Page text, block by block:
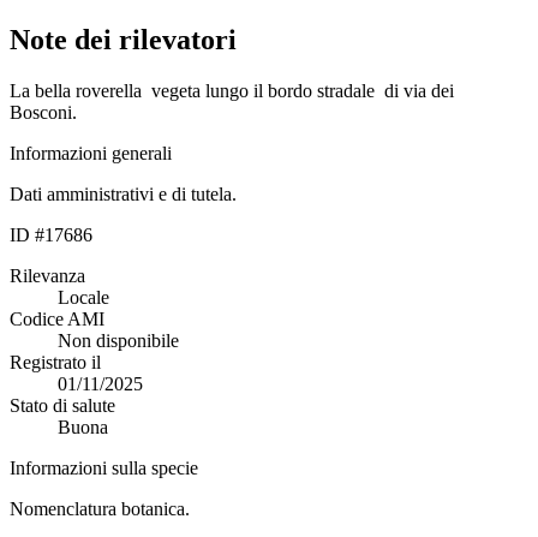
Note dei rilevatori
La bella roverella vegeta lungo il bordo stradale di via dei
Bosconi.
Informazioni generali
Dati amministrativi e di tutela.
ID #17686
Rilevanza
Locale
Codice AMI
Non disponibile
Registrato il
01/11/2025
Stato di salute
Buona
Informazioni sulla specie
Nomenclatura botanica.